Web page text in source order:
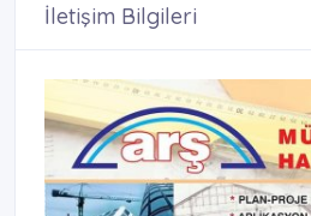
İletişim Bilgileri